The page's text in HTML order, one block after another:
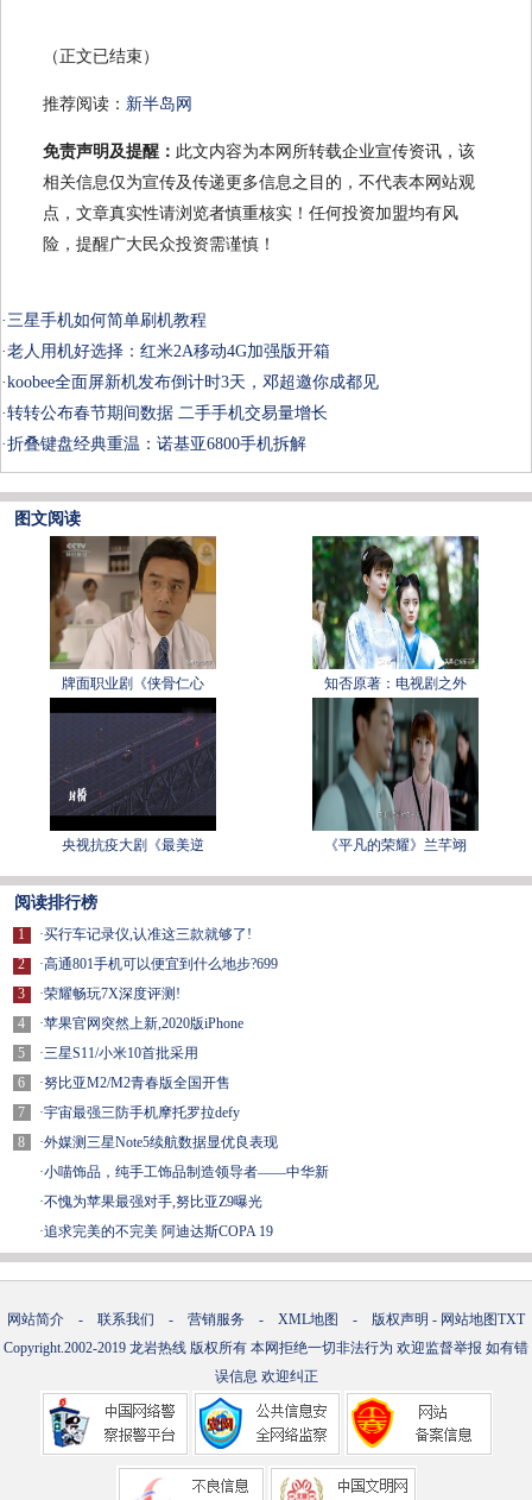
（正文已结束）
推荐阅读： 新半岛网
免责声明及提醒： 此文内容为本网所转载企业宣传资讯，该
相关信息仅为宣传及传递更多信息之目的，不代表本网站观
点，文章真实性请浏览者慎重核实！任何投资加盟均有风
险，提醒广大民众投资需谨慎！
· 三星手机如何简单刷机教程
·老人用机好选择：红米2A移动4G加强版开箱
·koobee全面屏新机发布倒计时3天，邓超邀你成都见
·转转公布春节期间数据 二手手机交易量增长
·折叠键盘经典重温：诺基亚6800手机拆解
图文阅读
牌面职业剧《侠骨仁心 知否原著：电视剧之外
央视抗疫大剧《最美逆 《平凡的荣耀》兰芊翊
阅读排行榜
1
2
3
4
5
6
7
8
·买行车记录仪,认准这三款就够了!
·高通801手机可以便宜到什么地步?699
·荣耀畅玩7X深度评测!
·苹果官网突然上新,2020版iPhone
·三星S11/小米10首批采用
·努比亚M2/M2青春版全国开售
·宇宙最强三防手机摩托罗拉defy
·外媒测三星Note5续航数据显优良表现
·小喵饰品，纯手工饰品制造领导者——中华新
·不愧为苹果最强对手,努比亚Z9曝光
·追求完美的不完美 阿迪达斯COPA 19
网站简介 - 联系我们 - 营销服务 - XML地图 - 版权声明 - 网站地图TXT
Copyright.2002-2019 龙岩热线 版权所有 本网拒绝一切非法行为 欢迎监督举报 如有错
误信息 欢迎纠正